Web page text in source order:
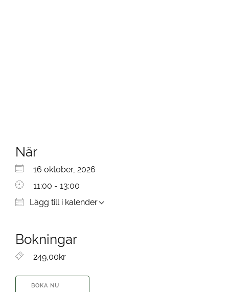
När
16 oktober, 2026
11:00 - 13:00
Lägg till i kalender
Ladda ner ICS
Bokningar
249,00kr
BOKA NU